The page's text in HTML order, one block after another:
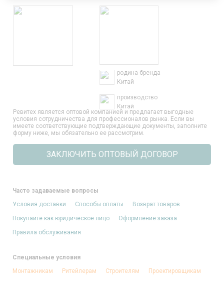
родина бренда
Китай
производство
Китай
Ревитех является оптовой компанией и предлагает выгодные
условия сотрудничества для профессионалов рынка. Если вы
имеете соответствующие подтверждающие документы, заполните
форму ниже, мы обязательно ее рассмотрим.
ЗАКЛЮЧИТЬ ОПТОВЫЙ ДОГОВОР
Часто задаваемые вопросы
Условия доставки
Способы оплаты
Возврат товаров
Покупайте как юридическое лицо
Оформление заказа
Правила обслуживания
Специальные условия
Монтажникам
Ритейлерам Строителям Проектировщикам